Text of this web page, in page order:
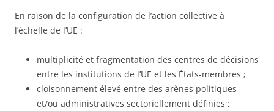
En raison de la configuration de l’action collective à
l’échelle de l’UE :
multiplicité et fragmentation des centres de décisions
entre les institutions de l’UE et les États-membres ;
cloisonnement élevé entre des arènes politiques
et/ou administratives sectoriellement définies ;